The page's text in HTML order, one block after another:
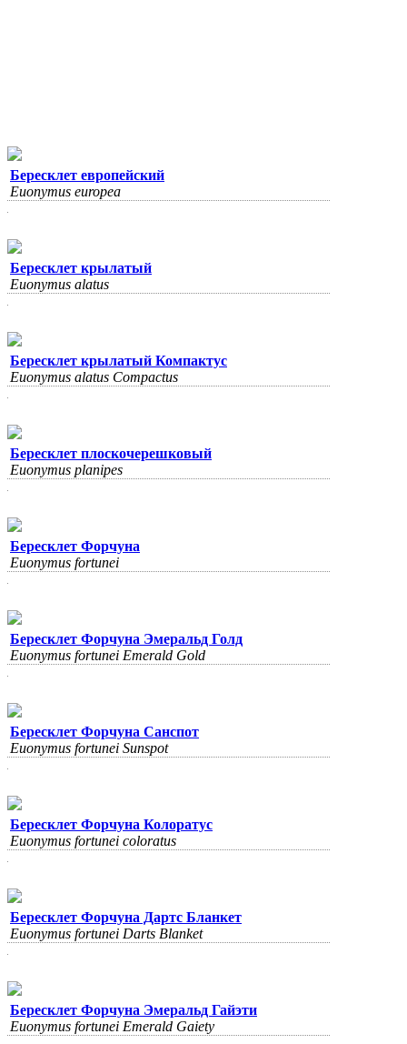
Бересклет европейский
Euonymus europea
Бересклет крылатый
Euonymus alatus
Бересклет крылатый Компактус
Euonymus alatus Compactus
Бересклет плоскочерешковый
Euonymus planipes
Бересклет Форчуна
Euonymus fortunei
Бересклет Форчуна Эмеральд Голд
Euonymus fortunei Emerald Gold
Бересклет Форчуна Санспот
Euonymus fortunei Sunspot
Бересклет Форчуна Колоратус
Euonymus fortunei coloratus
Бересклет Форчуна Дартс Бланкет
Euonymus fortunei Darts Blanket
Бересклет Форчуна Эмеральд Гайэти
Euonymus fortunei Emerald Gaiety